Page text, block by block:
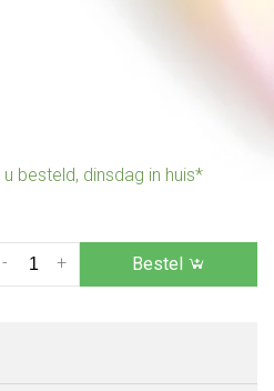
besteld, dinsdag in huis*
+
- Bestel